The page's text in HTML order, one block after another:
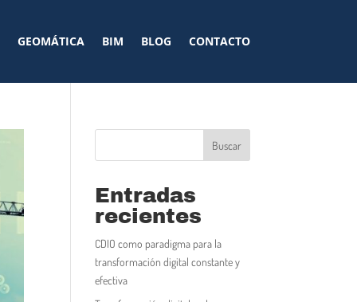
GEOMÁTICA BIM BLOG CONTACTO
Buscar
Entradas
recientes
CDIO como paradigma para la
transformación digital constante y
efectiva